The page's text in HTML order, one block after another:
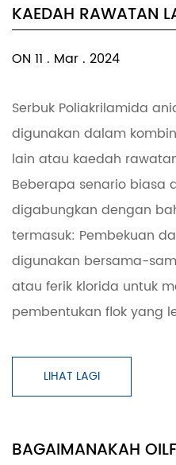
KAEDAH RAWATAN
ON 11 . Mar . 2024
Serbuk Poliakrilamida
digunakan dalam
lain atau kaedah
Beberapa senario biasa
digabungkan dengan
termasuk: Pembekuan
digunakan bersama-
atau ferik klorida untuk
pembentukan flok yang
LIHAT LAGI
BAGAIMANAKAH